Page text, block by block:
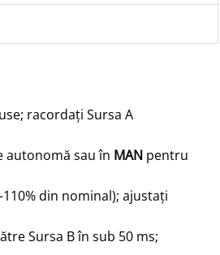
racordați Sursa A
sau în MANpentru
din nominal); ajustați
Sursa B în sub 50 ms;